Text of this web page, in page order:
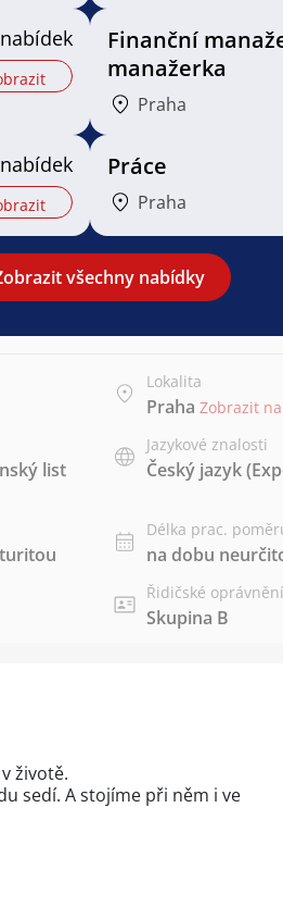
Finanční
manažerka
Praha
Práce
Praha
všechny nabídky
Lokalita
Praha Zobrazit
list
Jazykové znalosti
Český jazyk
Délka prac.
na dobu
Řidičské oprávnění
Skupina B
životě.
sedí. A stojíme při něm i ve